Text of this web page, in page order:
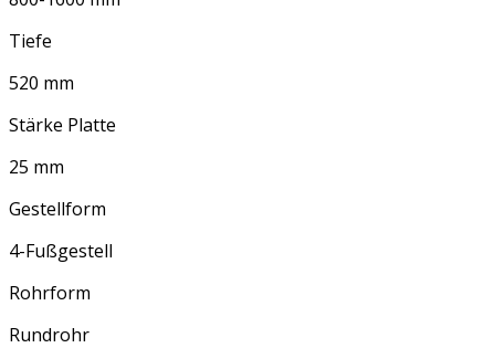
Tiefe
520 mm
Stärke Platte
25 mm
Gestellform
4-Fußgestell
Rohrform
Rundrohr